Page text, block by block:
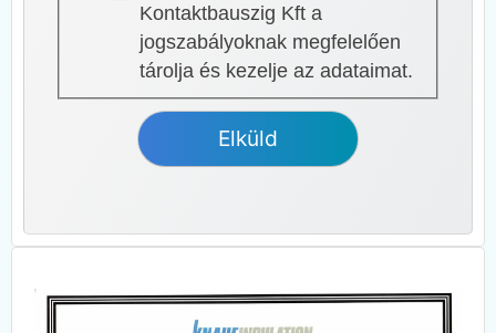
Kontaktbauszig Kft a
jogszabályoknak megfelelően
tárolja és kezelje az adataimat.